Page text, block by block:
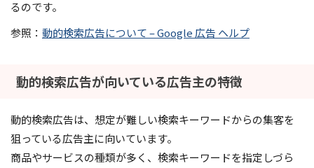
るのです。
参照： 動的検索広告について – Google 広告 ヘルプ
動的検索広告が向いている広告主の特徴
動的検索広告は、想定が難しい検索キーワードからの集客を
狙っている広告主に向いています。
商品やサービスの種類が多く、検索キーワードを指定しづら